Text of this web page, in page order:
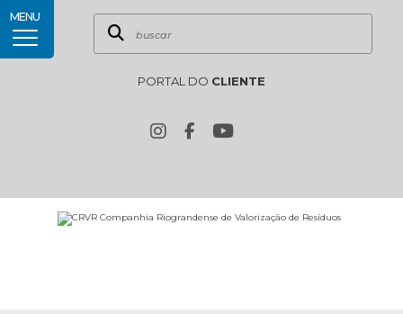
PORTAL DO CLIENTE
MENU